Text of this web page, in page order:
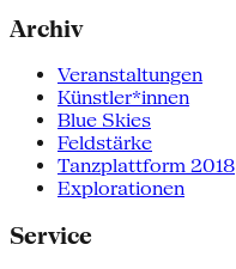
Archiv
Veranstaltungen
Künstler*innen
Blue Skies
Feldstärke
Tanzplattform 2018
Explorationen
Service